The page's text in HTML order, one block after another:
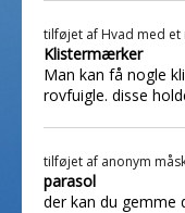
tilføjet af Hvad med et
Klistermærker
Man kan få nogle
rovfuigle. disse
tilføjet af anonym
parasol
der kan du gemme